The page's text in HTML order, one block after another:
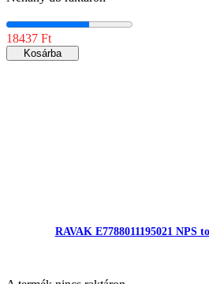
18437 Ft
Kosárba
RAVAK E7788011195021 NPS